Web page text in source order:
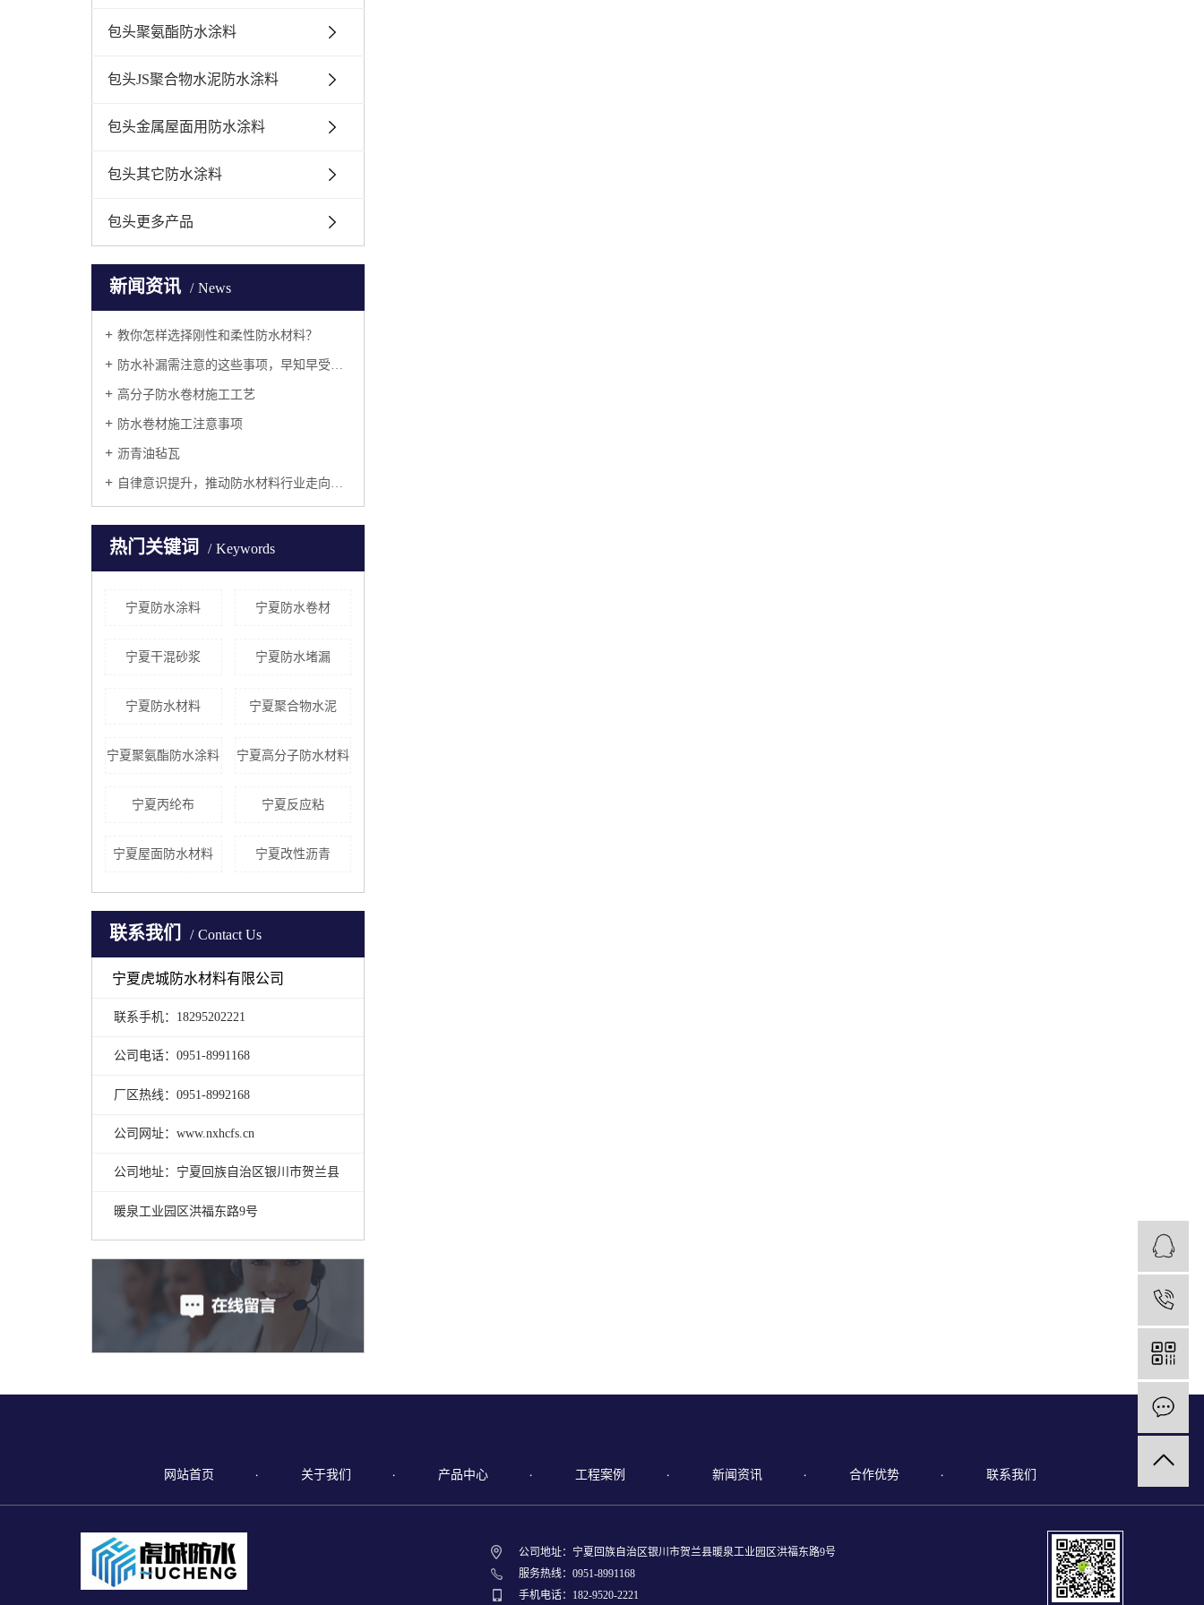
包头聚氨酯防水涂料
包头JS聚合物水泥防水涂料
包头金属屋面用防水涂料
包头其它防水涂料
包头更多产品
新闻资讯 News
教你怎样选择刚性和柔性防水材料？
防水补漏需注意的这些事项，早知早受益！
高分子防水卷材施工工艺
防水卷材施工注意事项
沥青油毡瓦
自律意识提升，推动防水材料行业走向集中
热门关键词 Keywords
宁夏防水涂料 宁夏防水卷材
宁夏干混砂浆 宁夏防水堵漏
宁夏防水材料 宁夏聚合物水泥
宁夏聚氨酯防水涂料 宁夏高分子防水材料
宁夏丙纶布 宁夏反应粘
宁夏屋面防水材料 宁夏改性沥青
联系我们 Contact Us
宁夏虎城防水材料有限公司
联系手机：18295202221
公司电话：0951-8991168
厂区热线：0951-8992168
公司网址：www.nxhcfs.cn
公司地址：宁夏回族自治区银川市贺兰县
暖泉工业园区洪福东路9号
网站首页 关于我们 产品中心 工程案例 新闻资讯 合作优势 联系我们
公司地址：宁夏回族自治区银川市贺兰县暖泉工业园区洪福东路9号
服务热线：0951-8991168
手机电话：182-9520-2221